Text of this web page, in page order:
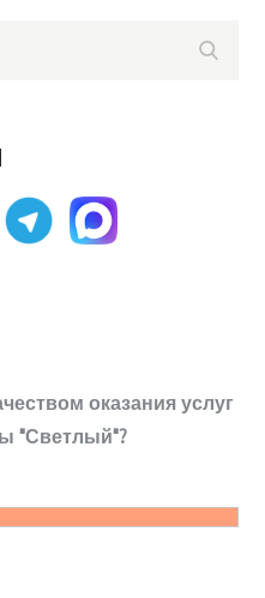
оказания услуг
"Светлый"?